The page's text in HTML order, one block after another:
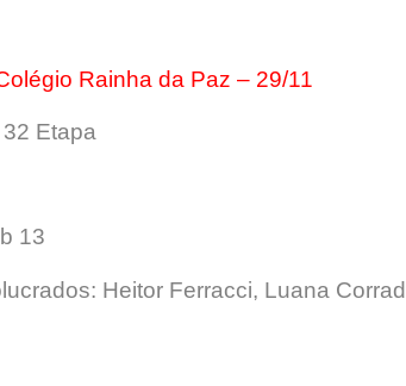
Rainha da Paz – 29/11
Etapa
13
Heitor Ferracci, Luana